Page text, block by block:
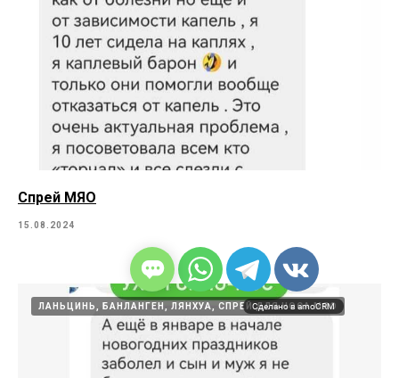
Спрей МЯО
15.08.2024
ЛАНЬЦИНЬ, БАНЛАНГЕН, ЛЯНХУА, СПРЕЙ ДЛЯ НОСА МЯО
Сделано в amoCRM